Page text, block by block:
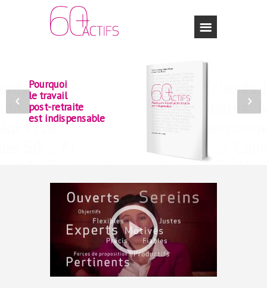
Pourquoi
le travail
post-retraite
est indispensable